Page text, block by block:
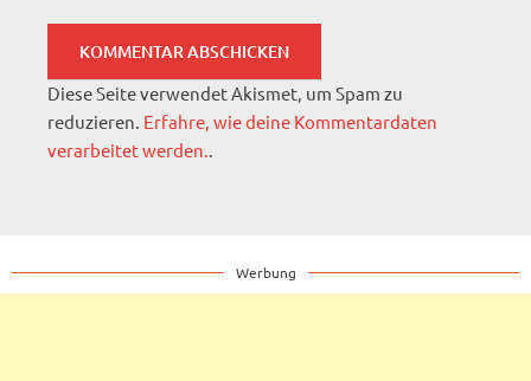
Diese Seite verwendet Akismet, um Spam zu
reduzieren. Erfahre, wie deine Kommentardaten
verarbeitet werden..
Werbung